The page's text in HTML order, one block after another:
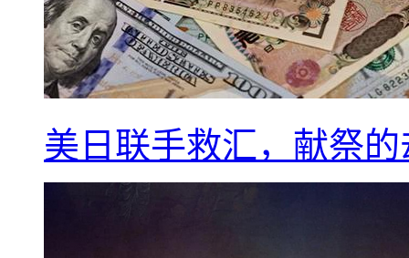
美日联手救汇，献祭